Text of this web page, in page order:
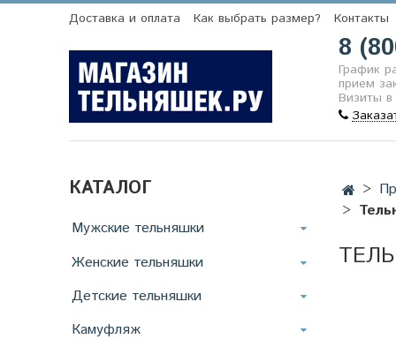
Доставка и оплата Как выбрать размер? Контакты
8
График
прием
Визиты
КАТАЛОГ
Мужские тельняшки
Женские тельняшки
Детские тельняшки
Камуфляж